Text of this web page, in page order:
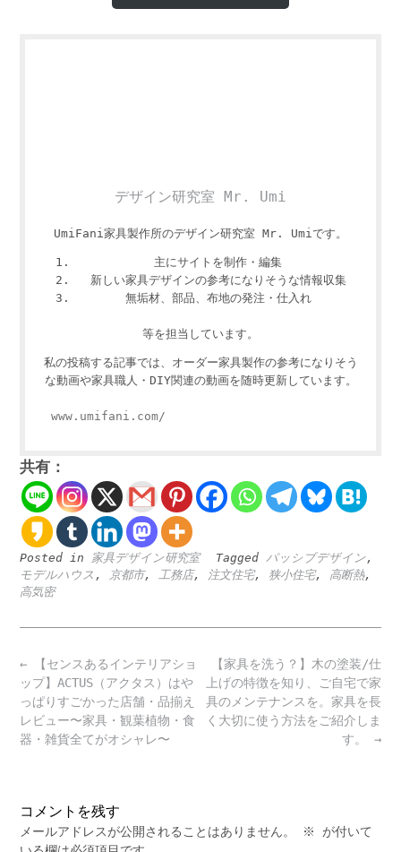
デザイン研究室 Mr. Umi
UmiFani家具製作所のデザイン研究室 Mr. Umiです。
主にサイトを制作・編集
新しい家具デザインの参考になりそうな情報収集
無垢材、部品、布地の発注・仕入れ
等を担当しています。
私の投稿する記事では、オーダー家具製作の参考になりそう
な動画や家具職人・DIY関連の動画を随時更新しています。
www.umifani.com/
共有：
Posted in 家具デザイン研究室 Tagged パッシブデザイン,
モデルハウス , 京都市, 工務店, 注文住宅, 狭小住宅, 高断熱,
高気密
Post
navigation
【家具を洗う？】木の塗装/仕
上げの特徴を知り、ご自宅で家
具のメンテナンスを。家具を長
く大切に使う方法をご紹介しま
す。 →
← 【センスあるインテリアショ
ップ】ACTUS（アクタス）はや
っぱりすごかった店舗・品揃え
レビュー〜家具・観葉植物・食
器・雑貨全てがオシャレ〜
コメントを残す
メールアドレスが公開されることはありません。 ※
が付いて